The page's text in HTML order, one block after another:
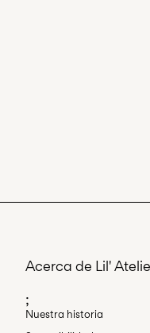
Acerca de Lil'
;
Nuestra historia